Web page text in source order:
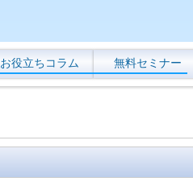
お役立ちコラム 無料セミナー